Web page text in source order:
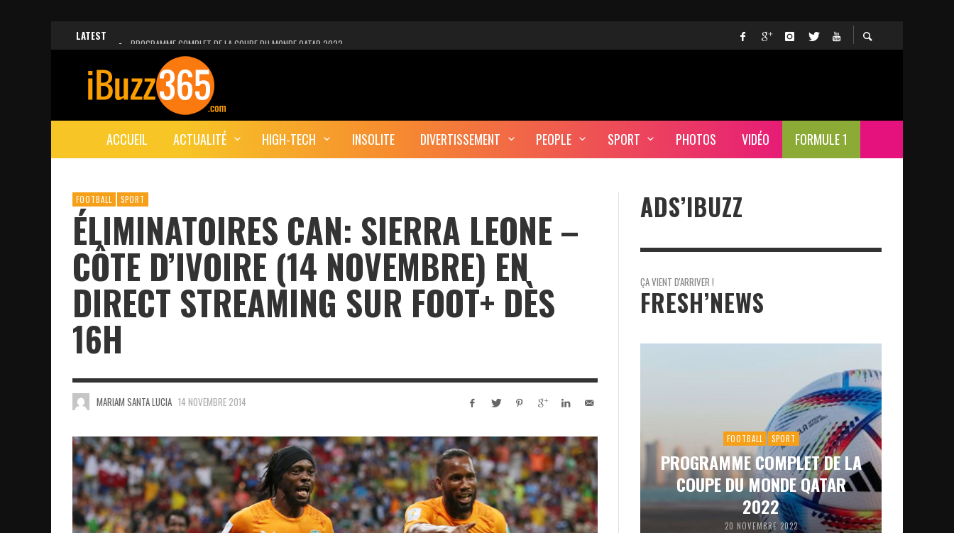
LATEST
PROGRAMME COMPLET DE LA COUPE DU MONDE QATAR 2022
FACEBOOK, INSTAGRAM ET WHATSAPP HORS SERVICE! EST-CE UNE CYBER-ATTAQUE?
UNE VIDÉO 4K MONTRE LA PLANÈTE MARS EN ULTRA-HAUTE DÉFINITION
LANCEMENT DU PREMIER VOL HABITÉ DE SPACEX
DÉCÈS DE L’EX-PRÉSIDENT ZINE EL ABIDINE BEN ALI, SERA-T-IL ENTERRÉ EN TUNISIE?
ACCUEIL ACTUALITÉ HIGH-TECH INSOLITE DIVERTISSEMENT PEOPLE SPORT PHOTOS VIDÉO FORMULE 1
FOOTBALL SPORT
ÉLIMINATOIRES CAN: SIERRA LEONE –
CÔTE D’IVOIRE (14 NOVEMBRE) EN
DIRECT STREAMING SUR FOOT+ DÈS
16H
MARIAM SANTA LUCIA 14 NOVEMBRE 2014
ADS’IBUZZ
ÇA VIENT D'ARRIVER !
FRESH’NEWS
FOOTBALL SPORT
PROGRAMME COMPLET DE LA
COUPE DU MONDE QATAR
2022
20 NOVEMBRE 2022